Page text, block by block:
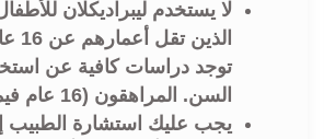
لا يستخدم ليبراديكلان
توجد دراسات كافية عن
السن. المراهقون (16 عام فيما فوق).
يجب عليك استشارة الطبيب